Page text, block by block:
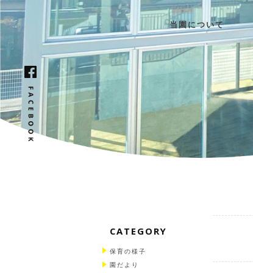
当園について
CATEGORY
保育の様子
園だより